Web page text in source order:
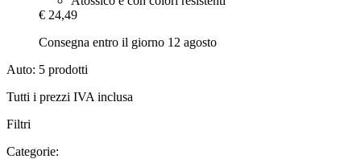
€ 24,49
Consegna entro il giorno 12 agosto
Auto: 5 prodotti
Tutti i prezzi IVA inclusa
Filtri
Categorie: